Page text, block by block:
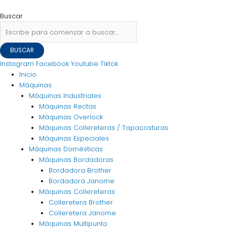
al
Buscar
BUSCAR
Instagram Facebook Youtube Tiktok
Inicio
Máquinas
Máquinas Industriales
Máquinas Rectas
Máquinas Overlock
Máquinas Collereteras / Tapacosturas
Máquinas Especiales
Máquinas Domésticas
Máquinas Bordadoras
Bordadora Brother
Bordadora Janome
Máquinas Collereteras
Colleretera Brother
Colleretera Janome
Máquinas Multipunto
Menu
de
por: